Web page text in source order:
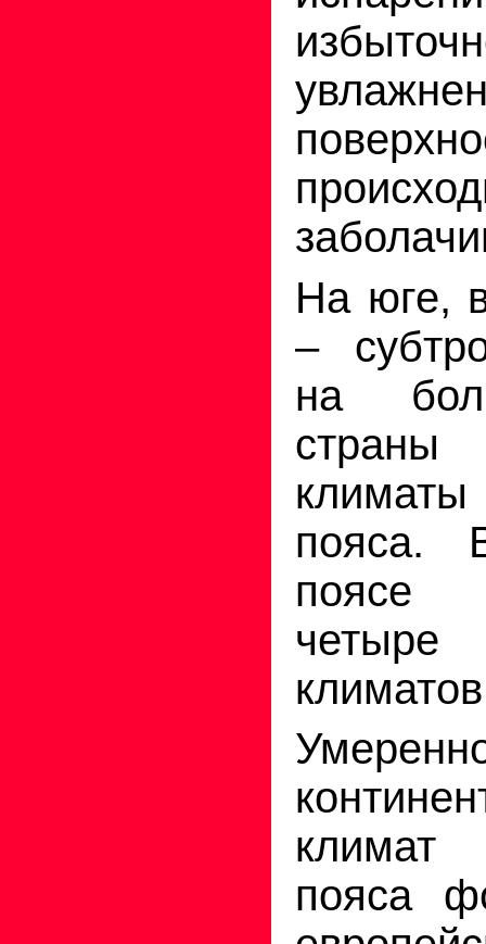
На юге,
–
на
страны
пояса.
поясе
климат
пояса